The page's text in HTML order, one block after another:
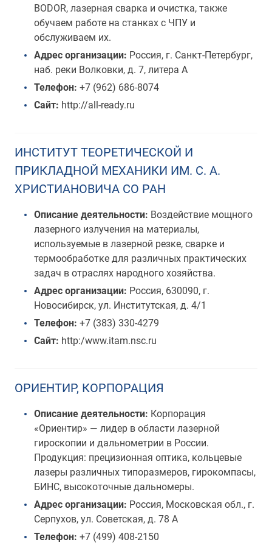
BODOR, лазерная сварка и очистка, также
обучаем работе на станках с ЧПУ и
обслуживаем их.
Адрес организации: Россия, г. Санкт-Петербург,
наб. реки Волковки, д. 7, литера А
Телефон: +7 (962) 686-8074
Сайт: http://all-ready.ru
ИНСТИТУТ ТЕОРЕТИЧЕСКОЙ И
ПРИКЛАДНОЙ МЕХАНИКИ ИМ. С. А.
ХРИСТИАНОВИЧА СО РАН
Описание деятельности: Воздействие мощного
лазерного излучения на материалы,
используемые в лазерной резке, сварке и
термообработке для различных практических
задач в отраслях народного хозяйства.
Адрес организации: Россия, 630090, г.
Новосибирск, ул. Институтская, д. 4/1
Телефон: +7 (383) 330-4279
Сайт: http:/www.itam.nsc.ru
ОРИЕНТИР, КОРПОРАЦИЯ
Описание деятельности: Корпорация
«Ориентир» — лидер в области лазерной
гироскопии и дальнометрии в России.
Продукция: прецизионная оптика, кольцевые
лазеры различных типоразмеров, гирокомпасы,
БИНС, высокоточные дальномеры.
Адрес организации: Россия, Московская обл., г.
Серпухов, ул. Советская, д. 78 А
Телефон: +7 (499) 408-2150